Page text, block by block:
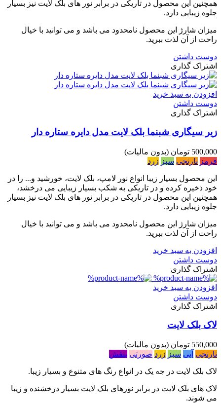
همچنین این محصول در تاریکی در برابر نور های بلک لایت نیز بسیار
جلوه زیبایی دارد.
میزان شارژ این محصول نامحدود می باشد و می توانید با خیال
راحت از آن لذت ببرید.
دوست داشتن
اشتراک گذاری
افزودن به سبد خرید
دوست داشتن
اشتراک گذاری
زیر سیگاری شبنما بلک لایت مدل دایره ستاره دار
500,000 تومان
(بدون مالیات)
قرمز نارنجی سبز زرد
این محصول بسیار زیبا انواع نور لامپ، بلک لایت، خورشید و... را در
خود ذخیره کرده و در تاریکی به شکب بسیار زیبایی می درخشد،
همچنین این محصول در تاریکی در برابر نور های بلک لایت نیز بسیار
جلوه زیبایی دارد.
میزان شارژ این محصول نامحدود می باشد و می توانید با خیال
راحت از آن لذت ببرید.
افزودن به سبد خرید
دوست داشتن
اشتراک گذاری
افزودن به سبد خرید
دوست داشتن
اشتراک گذاری
لاک بلک لایت
550,000 تومان
(بدون مالیات)
نارنجی آبی سبز زرد صورتی بنفش
لاک بلک لایت در جه یک در انواع رنگ های متنوع و بسیار زیبا.
لاک های بلک لایت در برابر نورهای بلک لایت بسیار درخشنده و زیبا
می شوند.